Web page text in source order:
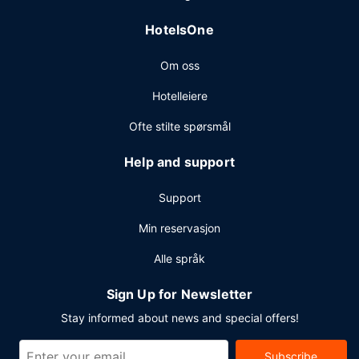
HotelsOne
Om oss
Hotelleiere
Ofte stilte spørsmål
Help and support
Support
Min reservasjon
Alle språk
Sign Up for Newsletter
Stay informed about news and special offers!
Subscribe